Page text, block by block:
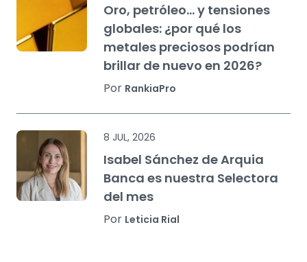
Oro, petróleo… y tensiones
globales: ¿por qué los
metales preciosos podrían
brillar de nuevo en 2026?
Por RankiaPro
8 JUL, 2026
Isabel Sánchez de Arquia
Banca es nuestra Selectora
del mes
Por Leticia Rial